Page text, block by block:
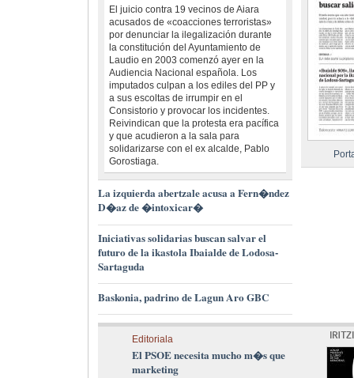
El juicio contra 19 vecinos de Aiara
acusados de «coacciones terroristas»
por denunciar la ilegalización durante
la constitución del Ayuntamiento de
Laudio en 2003 comenzó ayer en la
Audiencia Nacional española. Los
imputados culpan a los ediles del PP y
a sus escoltas de irrumpir en el
Consistorio y provocar los incidentes.
Reivindican que la protesta era pacífica
y que acudieron a la sala para
solidarizarse con el ex alcalde, Pablo
Gorostiaga.
La izquierda abertzale acusa a Fern�ndez
D�az de �intoxicar�
Iniciativas solidarias buscan salvar el
futuro de la ikastola Ibaialde de Lodosa-
Sartaguda
Baskonia, padrino de Lagun Aro GBC
Editoriala
El PSOE necesita mucho m�s que
marketing